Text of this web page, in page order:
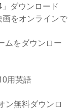
ダウンロード
をオンラインで
ムをダウンロー
用英語
ン無料ダウンロ